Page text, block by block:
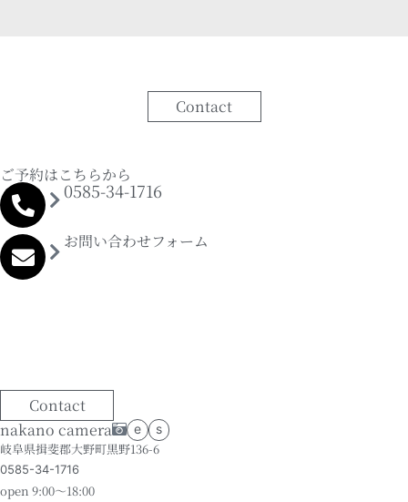
Contact
0585-34-1716
ご予約はこちらから
お問い合わせフォーム
Contact
nakano camera
e s
岐阜県揖斐郡大野町黒野136-6
0585-34-1716
open 9:00～18:00